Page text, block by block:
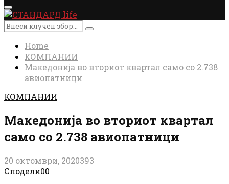
Primary
Menu
Search
for:
Search
Home
КОМПАНИИ
Македонија во вториот квартал само со 2.738
авиопатници
КОМПАНИИ
Македонија во вториот квартал
само со 2.738 авиопатници
20 октомври, 2020393
Сподели00